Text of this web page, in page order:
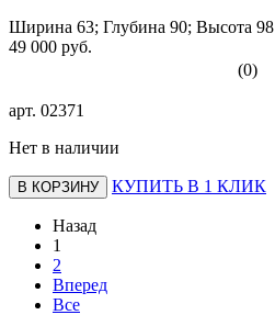
Ширина 63; Глубина 90; Высота 98
49 000 руб.
(0)
арт. 02371
Нет в наличии
В КОРЗИНУ КУПИТЬ В 1 КЛИК
Назад
1
2
Вперед
Все